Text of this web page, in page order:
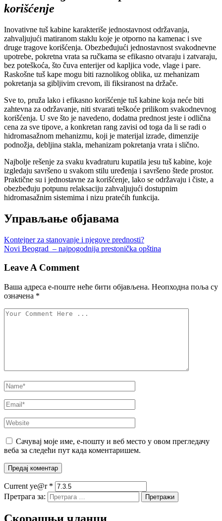
korišćenje
Inovativne tuš kabine karakteriše jednostavnost održavanja,
zahvaljujući matiranom staklu koje je otporno na kamenac i sve
druge tragove korišćenja. Obezbeđujući jednostavnost svakodnevne
upotrebe, pokretna vrata sa ručkama se efikasno otvaraju i zatvaraju,
bez poteškoća, što čuva enterijer od kapljica vode, vlage i pare.
Raskošne tuš kape mogu biti raznolikog oblika, uz mehanizam
pokretanja sa gibljivim crevom, ili fiksiranost na držače.
Sve to, pruža lako i efikasno korišćenje tuš kabine koja neće biti
zahtevna za održavanje, niti stvarati teškoće prilikom svakodnevnog
korišćenja. U sve što je navedeno, dodatna prednost jeste i odlična
cena za sve tipove, a konkretan rang zavisi od toga da li se radi o
hidromasažnom mehanizmu, koji je materijal izrade, dimenzije
podnožja, debljina stakla, mehanizam pokretanja vrata i slično.
Najbolje rešenje za svaku kvadraturu kupatila jesu tuš kabine, koje
izgledaju savršeno u svakom stilu uređenja i savršeno štede prostor.
Praktične su i jednostavne za korišćenje, lako se održavaju i čiste, a
obezbeđuju potpunu relaksaciju zahvaljujući dostupnim
hidromasažnim sistemima i nizu pratećih funkcija.
Управљање објавама
Kontejner za stanovanje i njegove prednosti?
Novi Beograd – najpogodnija prestonička opština
Leave A Comment
Ваша адреса е-поште неће бити објављена. Неопходна поља су
означена *
Сачувај моје име, е-пошту и веб место у овом прегледачу
веба за следећи пут када коментаришем.
Current ye@r *
Претрага за: